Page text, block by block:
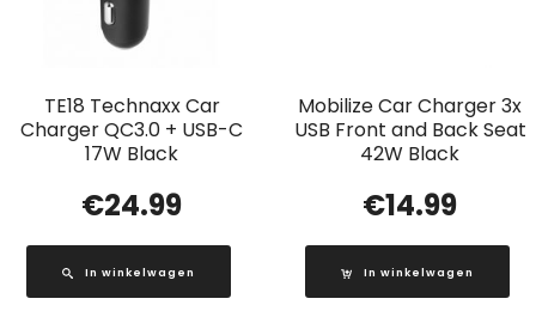
TE18 Technaxx Car
Charger QC3.0 + USB-C
17W Black
€24.99
In winkelwagen
Mobilize Car Charger 3x
USB Front and Back Seat
42W Black
€14.99
In winkelwagen